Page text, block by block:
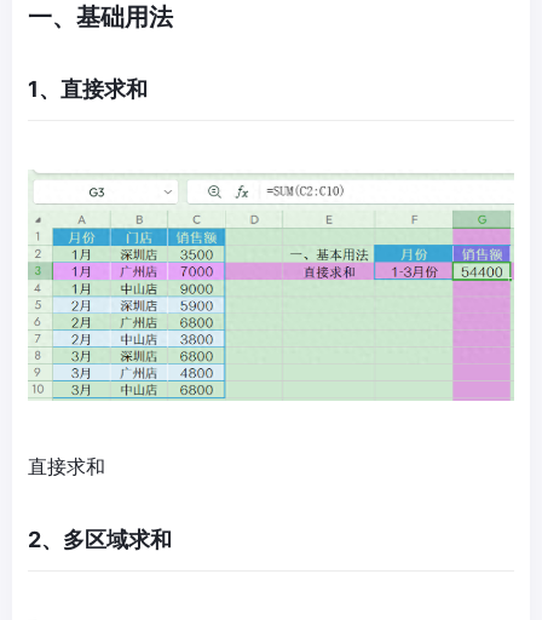
一、基础用法
1、直接求和
直接求和
2、多区域求和